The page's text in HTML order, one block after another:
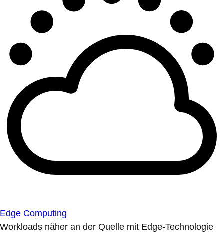
Edge Computing
Workloads näher an der Quelle mit Edge-Technologie